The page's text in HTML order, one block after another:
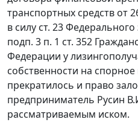
транспортных средств от
в силу ст. 23
подп. 3 п. 1 ст. 352
Федерации у
собственности на
прекратилось и право
предприниматель Русин
рассматриваемым иском.